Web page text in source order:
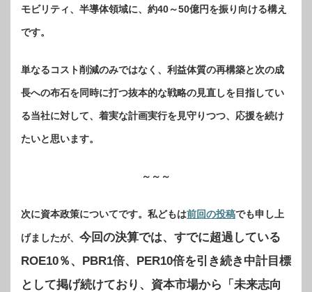
モビリティ、半導体領域に、約40～50億円を振り向ける構え
です。
単なるコスト削減のみではなく、利益体質の再構築と次の成
長への布石を同時に打つ抜本的な戦略の見直しを目指してい
る当社に対して、着実な計画実行を見守りつつ、応援を続け
たいと思います。
～～～
次に資本政策についてです。私どもは前回の投稿でも申し上
げましたが、 今回の決算では、すでに超過している
ROE10％、PBR1倍、PER10倍を引き続き中計目標
として掲げ続けており、資本市場から「未来志向